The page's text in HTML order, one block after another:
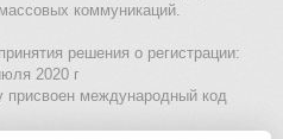
коммуникаций.
решения о регистрации:
2020 г
присвоен международный код